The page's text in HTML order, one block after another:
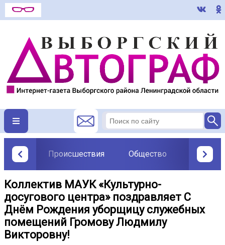
Происшествия Общество
Коллектив МАУК «Культурно-
досугового центра» поздравляет С
Днём Рождения уборщицу служебных
помещений Громову Людмилу
Викторовну!